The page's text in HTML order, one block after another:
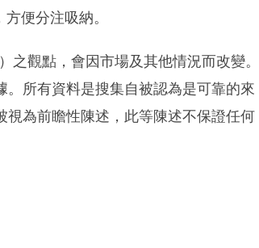
便分注吸納。
觀點，會因市場及其他情況而改變。
所有資料是搜集自被認為是可靠的來
為前瞻性陳述，此等陳述不保證任何